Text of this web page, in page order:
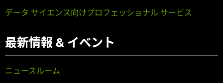
データ サイエンス向けプロフェッショナル サービス
最新情報 & イベント
ニュースルーム